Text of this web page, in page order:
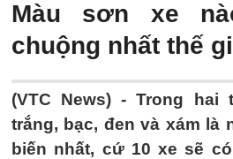
Màu sơn xe
chuộng nhất thế
(VTC News) -Trong hai
trắng, bạc, đen và xám là
biến nhất, cứ 10 xe sẽ